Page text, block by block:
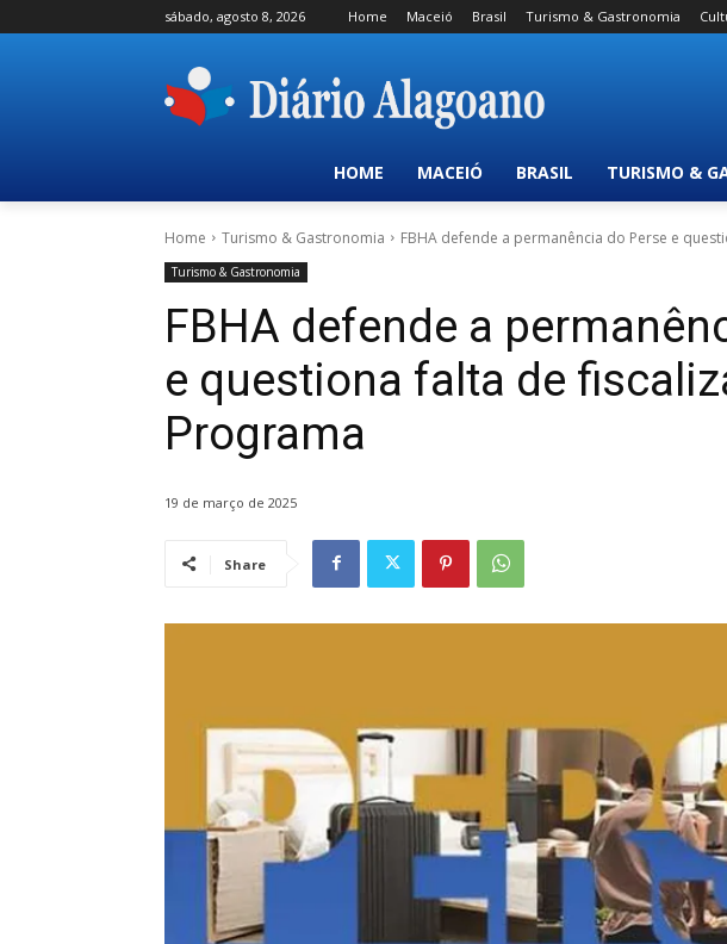
sábado, agosto 8, 2026 Home Maceió Brasil Turismo & Gastronomia
HOME MACEIÓ BRASIL TURISMO &
Home Turismo & Gastronomia FBHA defende a permanência do Perse e
Turismo & Gastronomia
FBHA defende a
e questiona falta de
Programa
19 de março de 2025
Share